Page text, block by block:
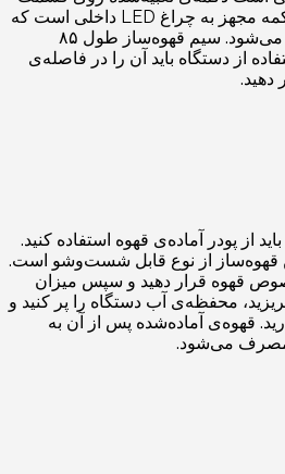
جلوی بدنه را بفشارید. این دکمه مجهز به چراغ LED داخلی است که
در حالت کار دستگاه روشن می‌شود. سیم قهوه‌ساز طول ۸۵
از دستگاه باید آن را در فاصله‌ی
دهید.
از پودر آماده‌ی قهوه استفاده کنید.
قهوه‌ساز از نوع قابل شست‌وشو است.
قهوه قرار دهید و سپس میزان
محفظه‌ی آب دستگاه را پر کنید و
قهوه‌‌ی آماده‌شده پس از آن به
مصرف می‌شود.